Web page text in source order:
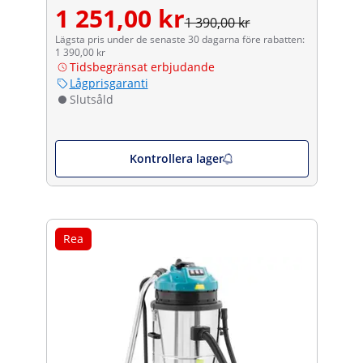
1 251,00 kr1 390,00 kr
Lägsta pris under de senaste 30 dagarna före rabatten:
1 390,00 kr
Tidsbegränsat erbjudande
Lågprisgaranti
Slutsåld
Kontrollera lager
Rea